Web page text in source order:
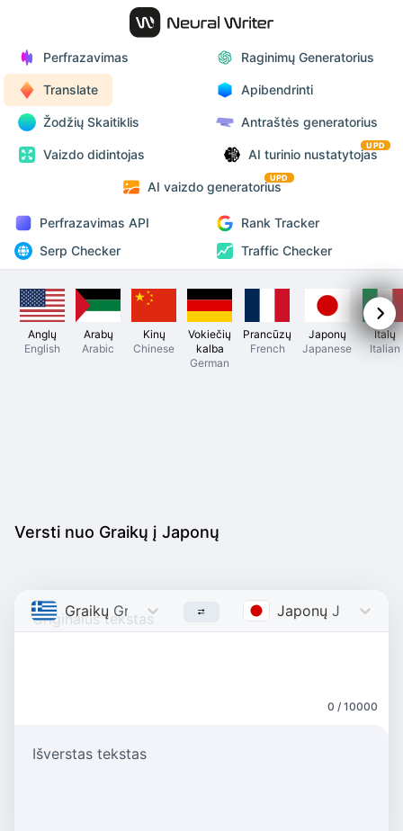
Perfrazavimas Raginimų Generatorius
Translate Apibendrinti
Žodžių Skaitiklis Antraštės generatorius
Vaizdo didintojas AI turinio nustatytojas
UPD
AI vaizdo generatorius
UPD
Perfrazavimas API
Rank Tracker
Serp Checker
Traffic Checker
Anglų
English
Arabų
Arabic
Kinų
Chinese
Vokiečių
kalba
German
Prancūzų
French
Japonų
Japanese
Italų
Italian
Versti nuo Graikų į Japonų
Graikų Greek Japonų Japanese
0 / 10000
Išverstas tekstas